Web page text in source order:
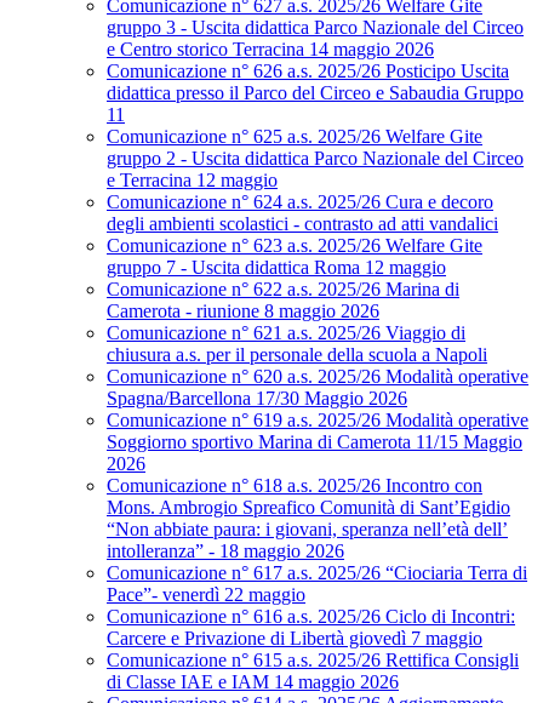
Comunicazione n° 627 a.s. 2025/26 Welfare Gite
gruppo 3 - Uscita didattica Parco Nazionale del Circeo
e Centro storico Terracina 14 maggio 2026
Comunicazione n° 626 a.s. 2025/26 Posticipo Uscita
didattica presso il Parco del Circeo e Sabaudia Gruppo
11
Comunicazione n° 625 a.s. 2025/26 Welfare Gite
gruppo 2 - Uscita didattica Parco Nazionale del Circeo
e Terracina 12 maggio
Comunicazione n° 624 a.s. 2025/26 Cura e decoro
degli ambienti scolastici - contrasto ad atti vandalici
Comunicazione n° 623 a.s. 2025/26 Welfare Gite
gruppo 7 - Uscita didattica Roma 12 maggio
Comunicazione n° 622 a.s. 2025/26 Marina di
Camerota - riunione 8 maggio 2026
Comunicazione n° 621 a.s. 2025/26 Viaggio di
chiusura a.s. per il personale della scuola a Napoli
Comunicazione n° 620 a.s. 2025/26 Modalità operative
Spagna/Barcellona 17/30 Maggio 2026
Comunicazione n° 619 a.s. 2025/26 Modalità operative
Soggiorno sportivo Marina di Camerota 11/15 Maggio
2026
Comunicazione n° 618 a.s. 2025/26 Incontro con
Mons. Ambrogio Spreafico Comunità di Sant’Egidio
“Non abbiate paura: i giovani, speranza nell’età dell’
intolleranza” - 18 maggio 2026
Comunicazione n° 617 a.s. 2025/26 “Ciociaria Terra di
Pace”- venerdì 22 maggio
Comunicazione n° 616 a.s. 2025/26 Ciclo di Incontri:
Carcere e Privazione di Libertà giovedì 7 maggio
Comunicazione n° 615 a.s. 2025/26 Rettifica Consigli
di Classe IAE e IAM 14 maggio 2026